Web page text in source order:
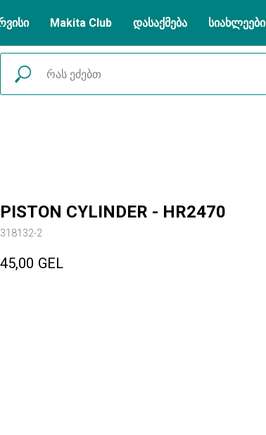
Makita Club დასაქმება სიახლეები
PISTON CYLINDER - HR2470
318132-2
45,00 GEL